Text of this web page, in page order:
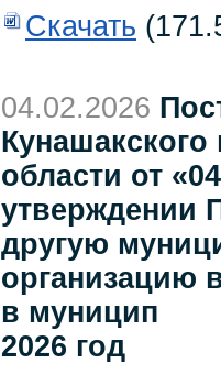
Скачать
04.02.2026
области от
утверждении
другую
организацию
в муницип
2026 год